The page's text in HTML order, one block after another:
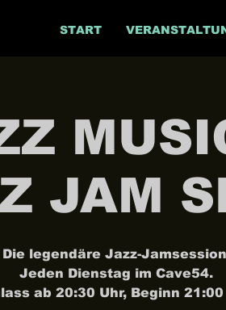
START
JAM
Die legendäre Jazz-
Jeden Dienstag im Cave54.
ab 20:30 Uhr, Beginn 21:00